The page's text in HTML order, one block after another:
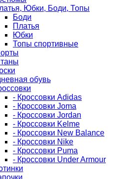
Юбки, Боди, Топы
Боди
Платья
Юбки
Топы спортивные
обувь
- Кроссовки Adidas
- Кроссовки Joma
- Кроссовки Jordan
- Кроссовки Kelme
- Кроссовки New Balance
- Кроссовки Nike
- Кроссовки Puma
- Кроссовки Under Armour